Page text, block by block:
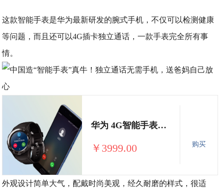
这款智能手表是华为最新研发的腕式手机，不仅可以检测健康
等问题，而且还可以4G插卡独立通话，一款手表完全所有事
情。
华为 4G智能手表Watch2+平板电脑
￥3999.00 购买
外观设计简单大气，配戴时尚美观，经久耐磨的样式，很适